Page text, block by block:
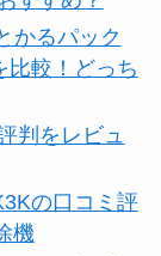
かるパック
比較！どっち
判をレビュ
の口コミ評
機